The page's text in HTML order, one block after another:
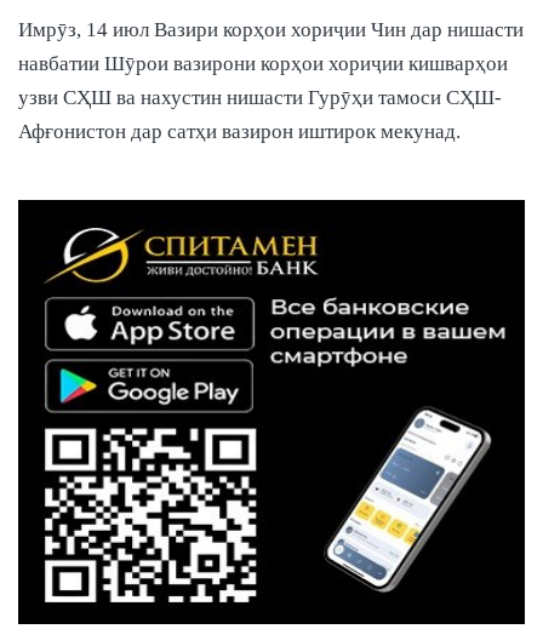
Имрӯз, 14 июл Вазири корҳои хориҷии Чин дар нишасти
навбатии Шӯрои вазирони корҳои хориҷии кишварҳои
узви СҲШ ва нахустин нишасти Гурӯҳи тамоси СҲШ-
Афғонистон дар сатҳи вазирон иштирок мекунад.